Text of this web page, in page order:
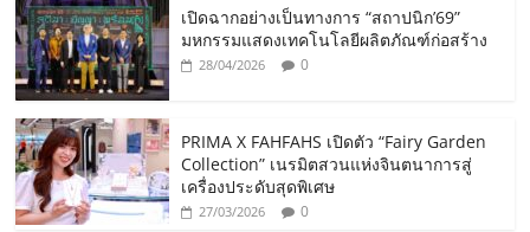
เปิดฉากอย่างเป็นทางการ “สถาปนิก’69”
มหกรรมแสดงเทคโนโลยีผลิตภัณฑ์ก่อสร้าง
28/04/2026 0
PRIMA X FAHFAHS เปิดตัว “Fairy Garden
Collection” เนรมิตสวนแห่งจินตนาการสู่
เครื่องประดับสุดพิเศษ
27/03/2026 0